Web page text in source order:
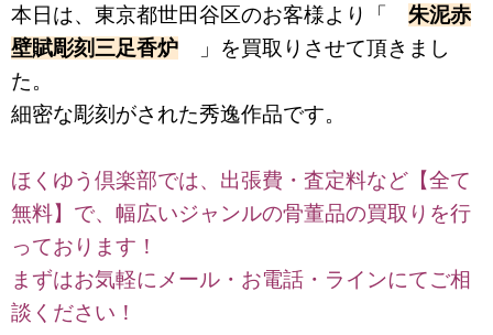
本日は、東京都世田谷区のお客様より「 朱泥赤
壁賦彫刻三足香炉 」を買取りさせて頂きまし
た。
細密な彫刻がされた秀逸作品です。
ほくゆう倶楽部では、出張費・査定料など【全て
無料】で、幅広いジャンルの骨董品の買取りを行
っております！
まずはお気軽にメール・お電話・ラインにてご相
談ください！